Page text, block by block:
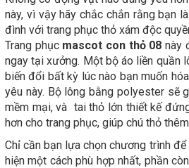
này, vì vậy hãy chắc chắn rằng bạn
đình với trang phục thỏ xám độc
Trang phục mascot con thỏ 08này
ngay tại xưởng. Một bộ áo liền quần
biến đổi bất kỳ lúc nào bạn muốn
yêu này. Bộ lông bằng polyester sẽ
mềm mại, và tai thỏ lớn thiết kế
hơn cho trang phục, giúp chú thỏ
Chỉ cần bạn lựa chọn chương trình để
hiện một cách phù hợp nhất, phần